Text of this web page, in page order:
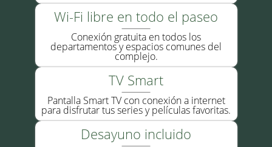
Wi-Fi libre en todo el paseo
Conexión gratuita en todos los
departamentos y espacios comunes del
complejo.
TV Smart
Pantalla Smart TV con conexión a internet
para disfrutar tus series y películas favoritas.
Desayuno incluido